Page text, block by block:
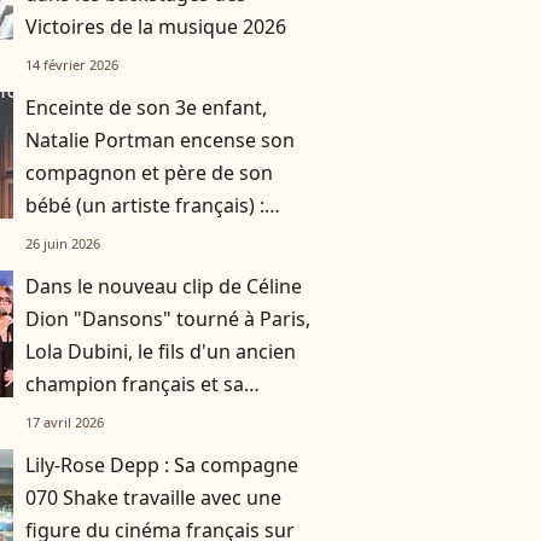
Victoires de la musique 2026
14 février 2026
Enceinte de son 3e enfant,
Natalie Portman encense son
compagnon et père de son
bébé (un artiste français) :
"C'est ma chanson de l'été"
26 juin 2026
Dans le nouveau clip de Céline
Dion "Dansons" tourné à Paris,
Lola Dubini, le fils d'un ancien
champion français et sa
compagne
17 avril 2026
Lily-Rose Depp : Sa compagne
070 Shake travaille avec une
figure du cinéma français sur